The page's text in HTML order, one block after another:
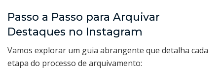
Passo a Passo para Arquivar
Destaques no Instagram
Vamos explorar um guia abrangente que detalha cada
etapa do processo de arquivamento: